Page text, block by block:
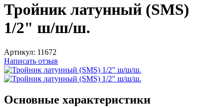
Тройник латунный (SMS)
1/2" ш/ш/ш.
Артикул: 11672
Написать отзыв
Основные характеристики